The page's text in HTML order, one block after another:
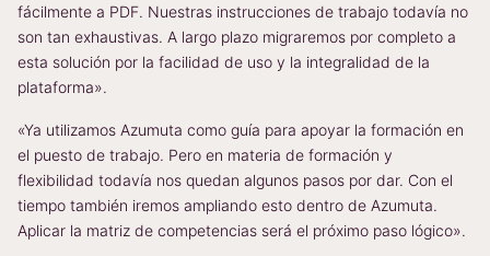
fácilmente a PDF. Nuestras instrucciones de trabajo todavía no
son tan exhaustivas. A largo plazo migraremos por completo a
esta solución por la facilidad de uso y la integralidad de la
plataforma».
«Ya utilizamos Azumuta como guía para apoyar la formación en
el puesto de trabajo. Pero en materia de formación y
flexibilidad todavía nos quedan algunos pasos por dar. Con el
tiempo también iremos ampliando esto dentro de Azumuta.
Aplicar la matriz de competencias será el próximo paso lógico».